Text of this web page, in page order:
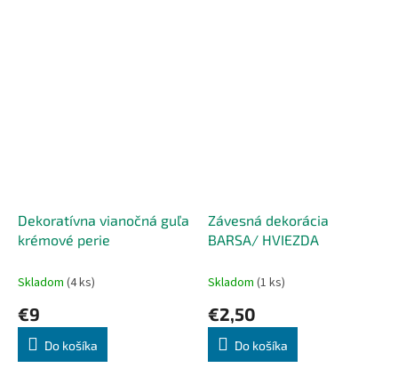
Dekoratívna vianočná guľa
krémové perie
Skladom (4 ks)
€9
Do košíka
Závesná dekorácia
BARSA/ HVIEZDA
Skladom (1 ks)
€2,50
Do košíka